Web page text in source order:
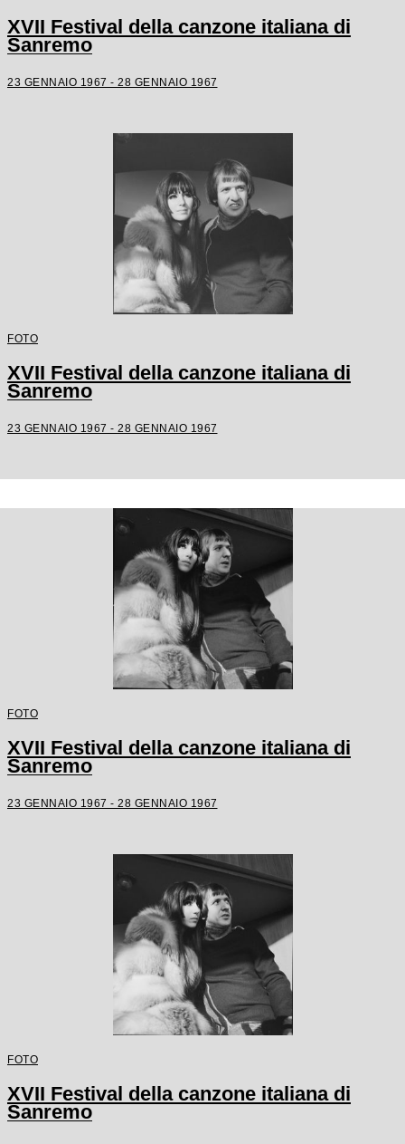
XVII Festival della canzone italiana di
Sanremo
23 GENNAIO 1967 - 28 GENNAIO 1967
FOTO
XVII Festival della canzone italiana di
Sanremo
23 GENNAIO 1967 - 28 GENNAIO 1967
FOTO
XVII Festival della canzone italiana di
Sanremo
23 GENNAIO 1967 - 28 GENNAIO 1967
FOTO
XVII Festival della canzone italiana di
Sanremo